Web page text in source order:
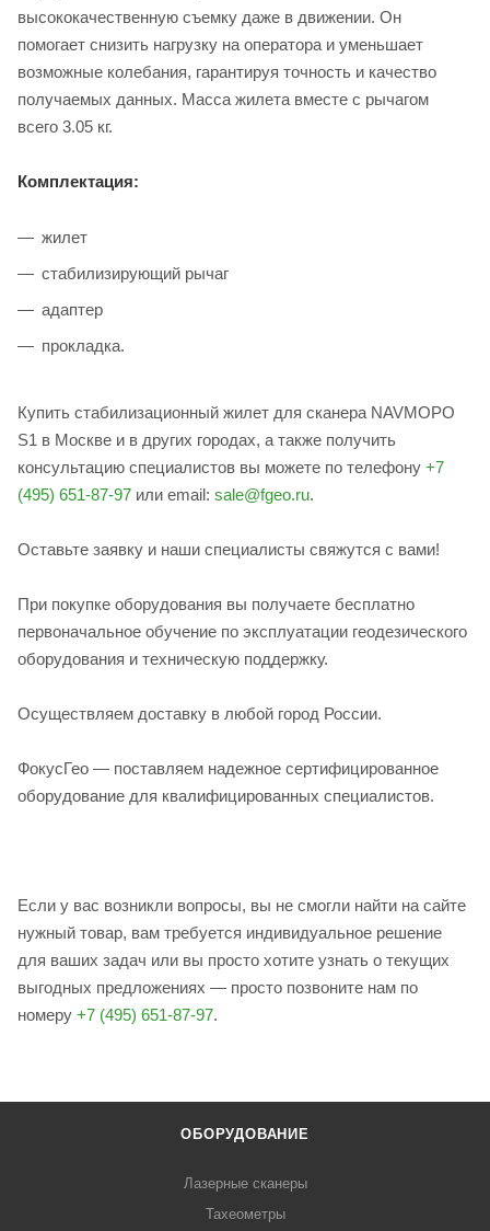
высококачественную съемку даже в движении. Он
помогает снизить нагрузку на оператора и уменьшает
возможные колебания, гарантируя точность и качество
получаемых данных. Масса жилета вместе с рычагом
всего 3.05 кг.
Комплектация:
жилет
стабилизирующий рычаг
адаптер
прокладка.
Купить стабилизационный жилет для сканера NAVMOPO
S1 в Москве и в других городах, а также получить
консультацию специалистов вы можете по телефону +7
(495) 651-87-97 или email: sale@fgeo.ru.
Оставьте заявку и наши специалисты свяжутся с вами!
При покупке оборудования вы получаете бесплатно
первоначальное обучение по эксплуатации геодезического
оборудования и техническую поддержку.
Осуществляем доставку в любой город России.
ФокусГео — поставляем надежное сертифицированное
оборудование для квалифицированных специалистов.
Если у вас возникли вопросы, вы не смогли найти на сайте
нужный товар, вам требуется индивидуальное решение
для ваших задач или вы просто хотите узнать о текущих
выгодных предложениях — просто позвоните нам по
номеру +7 (495) 651-87-97.
ОБОРУДОВАНИЕ
Лазерные сканеры
Тахеометры